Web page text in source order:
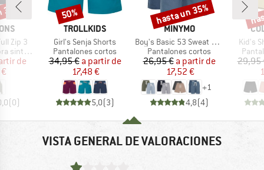
Zip 3
reducido
de
(0)
MARCA
TROLLKIDS
Artículo
Girl's Senja Shorts
Product group
Pantalones cortos
Precio
34,95 € Precio reducido
a partir de
17,48 €
5,0(3)
Descuento
50%
MARCA
MINYMO
Artículo
Boy's Basic 53 Sweat Short (2-Pack)
Product group
Pantalones cortos
Precio
26,95 € Precio reducido
a partir de
17,52 €
+1
4,8(4)
Descuento
hasta un 35%
Artículo
Kid's
29,95
VISTA GENERAL DE VALORACIONES